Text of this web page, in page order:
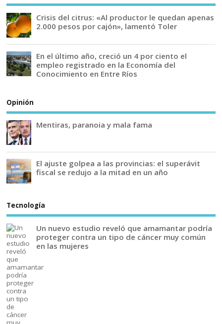
Crisis del citrus: «Al productor le quedan apenas
2.000 pesos por cajón», lamentó Toler
En el último año, creció un 4 por ciento el
empleo registrado en la Economía del
Conocimiento en Entre Ríos
Opinión
Mentiras, paranoia y mala fama
El ajuste golpea a las provincias: el superávit
fiscal se redujo a la mitad en un año
Tecnología
Un nuevo estudio reveló que amamantar podría
proteger contra un tipo de cáncer muy común
en las mujeres